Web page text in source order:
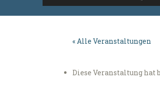
« Alle Veranstaltungen
Diese Veranstaltung hat